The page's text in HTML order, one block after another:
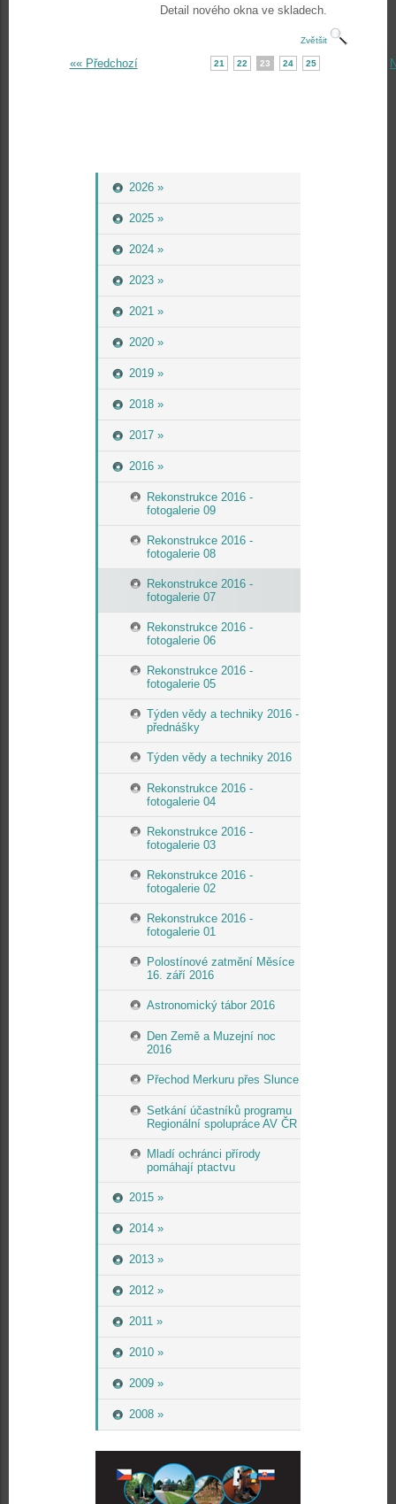
2026 »
2025 »
2024 »
2023 »
2021 »
2020 »
2019 »
2018 »
2017 »
2016 »
Rekonstrukce 2016 -
fotogalerie 09
Rekonstrukce 2016 -
fotogalerie 08
Rekonstrukce 2016 -
fotogalerie 07
Rekonstrukce 2016 -
fotogalerie 06
Rekonstrukce 2016 -
fotogalerie 05
Týden vědy a techniky 2016 -
přednášky
Týden vědy a techniky 2016
Rekonstrukce 2016 -
fotogalerie 04
Rekonstrukce 2016 -
fotogalerie 03
Rekonstrukce 2016 -
fotogalerie 02
Rekonstrukce 2016 -
fotogalerie 01
Polostínové zatmění Měsíce
16. září 2016
Astronomický tábor 2016
Den Země a Muzejní noc
2016
Přechod Merkuru přes Slunce
Setkání účastníků programu
Regionální spolupráce AV ČR
Mladí ochránci přírody
pomáhají ptactvu
2015 »
2014 »
2013 »
2012 »
2011 »
2010 »
2009 »
2008 »
Detail nového okna ve skladech.
Zvětšit
«« Předchozí 21 22 23 24 25